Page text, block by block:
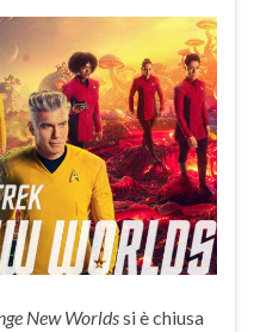
New Worldssi è chiusa